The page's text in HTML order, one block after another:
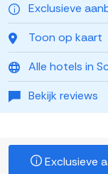
Exclusieve
Toon op kaart
Alle hotels in
Bekijk reviews
Exclusieve